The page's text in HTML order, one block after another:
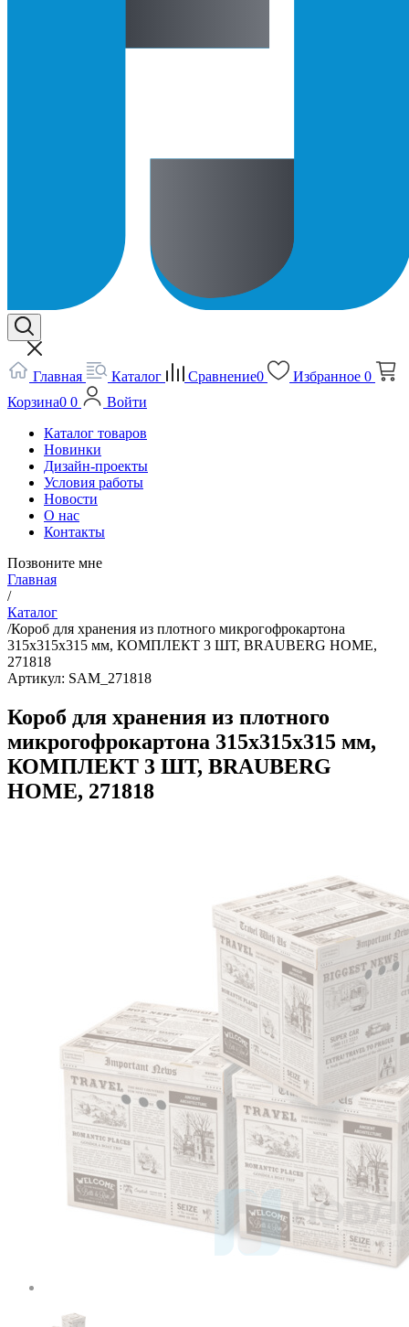
Главная Каталог Сравнение0 Избранное 0
Корзина0 0
Войти
Каталог товаров
Новинки
Дизайн-проекты
Условия работы
Новости
О нас
Контакты
Позвоните мне
Главная
/
Каталог
/Короб для хранения из плотного микрогофрокартона
315х315х315 мм, КОМПЛЕКТ 3 ШТ, BRAUBERG HOME,
271818
Артикул: SAM_271818
Короб для хранения из плотного
микрогофрокартона 315х315х315 мм,
КОМПЛЕКТ 3 ШТ, BRAUBERG
HOME, 271818